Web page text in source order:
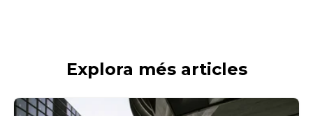
Explora més articles